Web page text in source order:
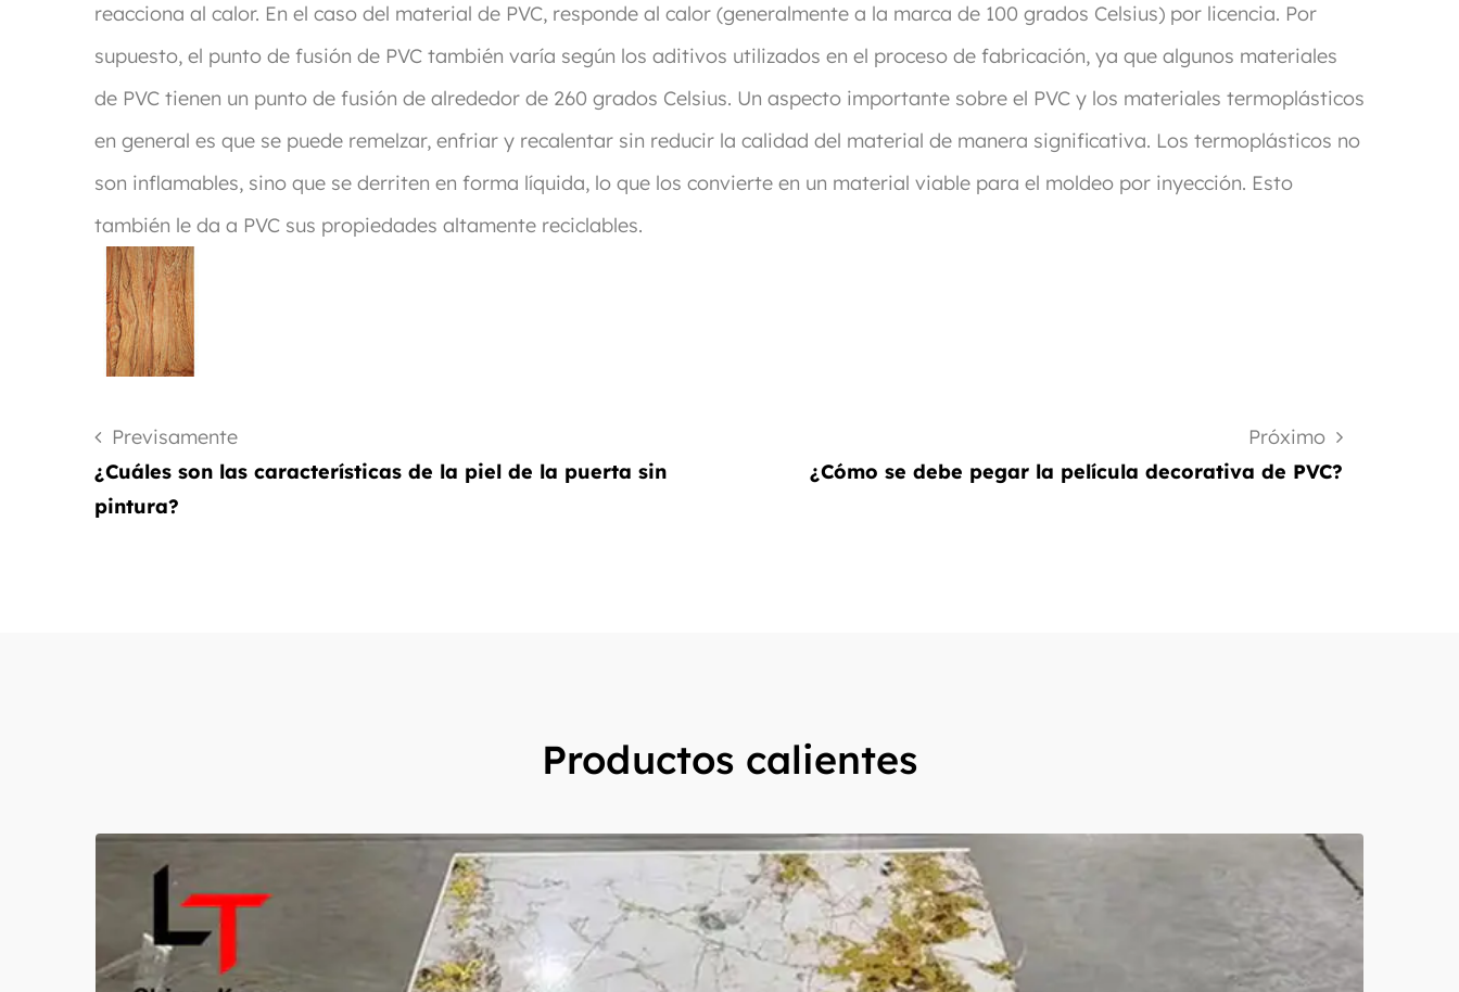
reacciona al calor. En el caso del material de PVC, responde al calor (generalmente a la marca de 100 grados Celsius) por licencia. Por
supuesto, el punto de fusión de PVC también varía según los aditivos utilizados en el proceso de fabricación, ya que algunos materiales
de PVC tienen un punto de fusión de alrededor de 260 grados Celsius. Un aspecto importante sobre el PVC y los materiales termoplásticos
en general es que se puede remelzar, enfriar y recalentar sin reducir la calidad del material de manera significativa. Los termoplásticos no
son inflamables, sino que se derriten en forma líquida, lo que los convierte en un material viable para el moldeo por inyección. Esto
también le da a PVC sus propiedades altamente reciclables.
Previsamente
¿Cuáles son las características de la piel de la puerta sin
pintura?
Próximo
¿Cómo se debe pegar la película decorativa de PVC?
Productos calientes